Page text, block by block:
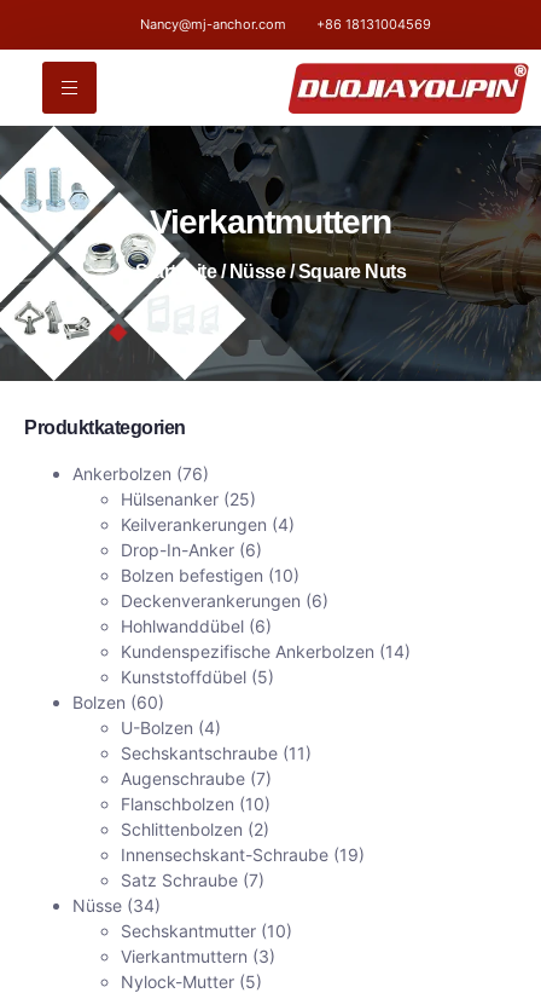
Nancy@mj-anchor.com +86 18131004569
Vierkantmuttern
Startseite/ Nüsse/ Square Nuts
Produktkategorien
Ankerbolzen (76)
Hülsenanker (25)
Keilverankerungen (4)
Drop-In-Anker (6)
Bolzen befestigen (10)
Deckenverankerungen (6)
Hohlwanddübel (6)
Kundenspezifische Ankerbolzen (14)
Kunststoffdübel (5)
Bolzen (60)
U-Bolzen (4)
Sechskantschraube (11)
Augenschraube (7)
Flanschbolzen (10)
Schlittenbolzen (2)
Innensechskant-Schraube (19)
Satz Schraube (7)
Nüsse (34)
Sechskantmutter (10)
Vierkantmuttern (3)
Nylock-Mutter (5)